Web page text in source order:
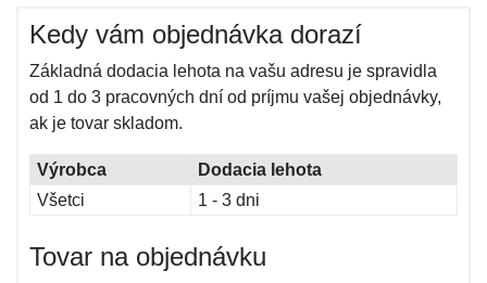
Kedy vám objednávka dorazí
Základná dodacia lehota na vašu adresu je spravidla
od 1 do 3 pracovných dní od príjmu vašej objednávky,
ak je tovar skladom.
Výrobca
Dodacia lehota
Všetci
1 - 3 dni
Tovar na objednávku